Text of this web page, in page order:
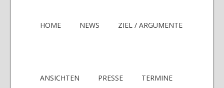
HOME NEWS ZIEL / ARGUMENTE
ANSICHTEN PRESSE TERMINE